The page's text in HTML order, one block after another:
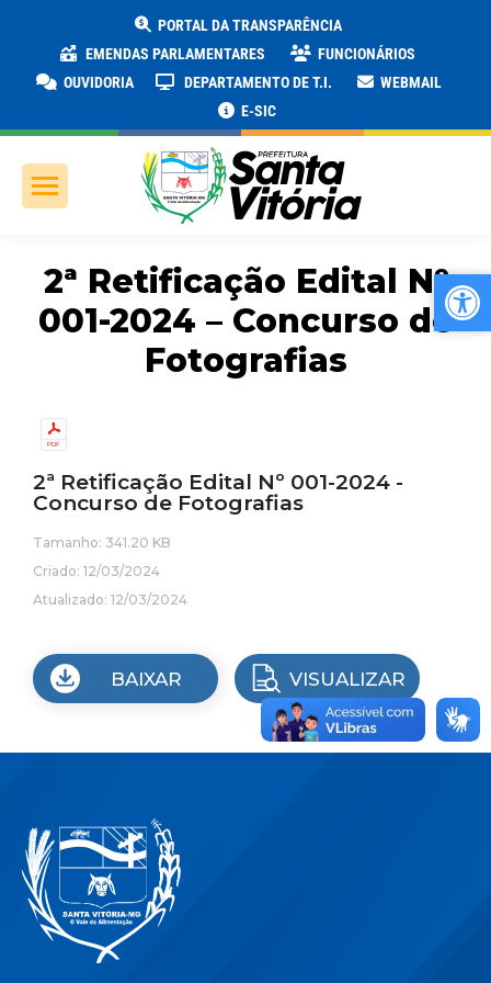
PORTAL DA TRANSPARÊNCIA
EMENDAS PARLAMENTARES
FUNCIONÁRIOS
OUVIDORIA
DEPARTAMENTO DE T.I.
WEBMAIL
E-SIC
2ª Retificação Edital Nº
001-2024 – Concurso de
Fotografias
2ª Retificação Edital Nº 001-2024 -
Concurso de Fotografias
Tamanho: 341.20 KB
Criado: 12/03/2024
Atualizado: 12/03/2024
BAIXAR VISUALIZAR